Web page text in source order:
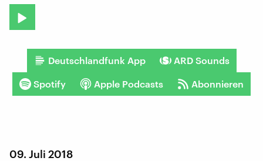
Deutschlandfunk App ARD Sounds
Spotify Apple Podcasts Abonnieren
09. Juli 2018